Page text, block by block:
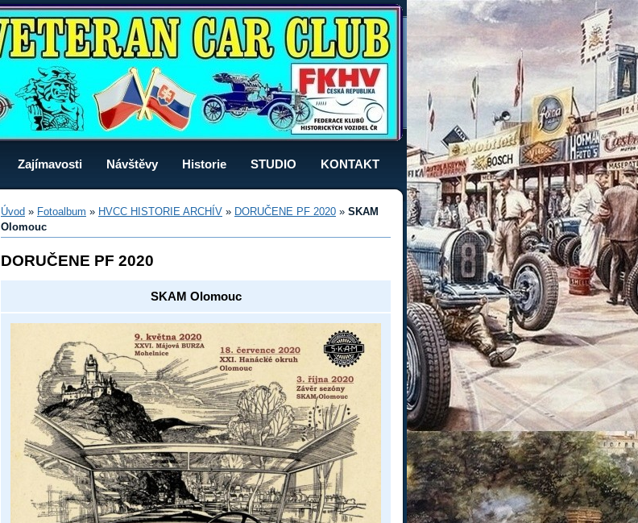
Zajímavosti Návštěvy Historie STUDIO KONTAKT
Úvod » Fotoalbum » HVCC HISTORIE ARCHÍV » DORUČENE PF 2020 » SKAM
Olomouc
DORUČENE PF 2020
SKAM Olomouc